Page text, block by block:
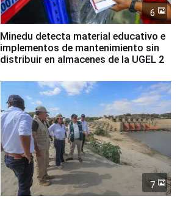
6
Minedu detecta material educativo e
implementos de mantenimiento sin
distribuir en almacenes de la UGEL 2
7